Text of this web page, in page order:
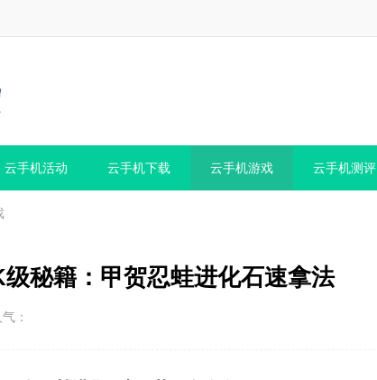
云手机活动 云手机下载 云手机游戏 云手机测评
秘籍：甲贺忍蛙进化石速拿法
气：